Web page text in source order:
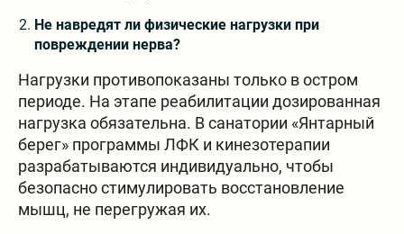
Не навредят ли физические нагрузки при
повреждении нерва?
Нагрузки противопоказаны только в остром
периоде. На этапе реабилитации дозированная
нагрузка обязательна. В санатории «Янтарный
берег» программы ЛФК и кинезотерапии
разрабатываются индивидуально, чтобы
безопасно стимулировать восстановление
мышц, не перегружая их.